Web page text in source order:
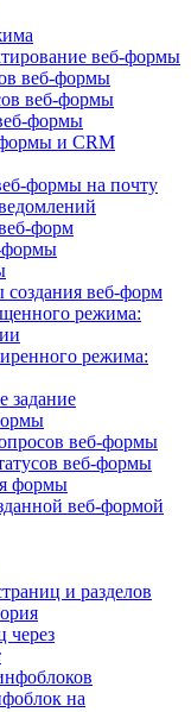
веб-формы
веб-формы
веб-формы
формы
и CRM
формы на почту
форм
формы
веб-форм
режима:
режима:
задание
веб-формы
веб-формы
формы
веб-формой
и разделов
через
на